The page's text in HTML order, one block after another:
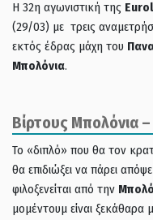
Η 32η αγωνιστική της
(29/03) με τρεις
εκτός έδρας μάχη του
Μπολόνια.
Βίρτους Μπολόνια
Το «διπλό» που θα τον
θα επιδιώξει να πάρει
φιλοξενείται από την
μομέντουμ είναι ξεκάθαρα